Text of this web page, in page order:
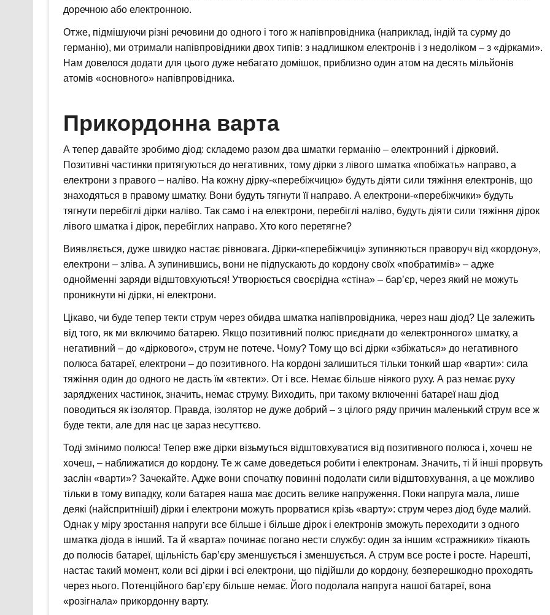
доречною або електронною.
Отже, підмішуючи різні речовини до одного і того ж напівпровідника (наприклад, індій та сурму до
германію), ми отримали напівпровідники двох типів: з надлишком електронів і з недоліком – з «дірками».
Нам довелося додати для цього дуже небагато домішок, приблизно один атом на десять мільйонів
атомів «основного» напівпровідника.
Прикордонна варта
А тепер давайте зробимо діод: складемо разом два шматки германію – електронний і дірковий.
Позитивні частинки притягуються до негативних, тому дірки з лівого шматка «побіжать» направо, а
електрони з правого – наліво. На кожну дірку-«перебіжчицю» будуть діяти сили тяжіння електронів, що
знаходяться в правому шматку. Вони будуть тягнути її направо. А електрони-«перебіжчики» будуть
тягнути перебіглі дірки наліво. Так само і на електрони, перебіглі наліво, будуть діяти сили тяжіння дірок
лівого шматка і дірок, перебіглих направо. Хто кого перетягне?
Виявляється, дуже швидко настає рівновага. Дірки-«перебіжчиці» зупиняються праворуч від «кордону»,
електрони – зліва. А зупинившись, вони не підпускають до кордону своїх «побратимів» – адже
однойменні заряди відштовхуються! Утворюється своєрідна «стіна» – бар’єр, через який не можуть
проникнути ні дірки, ні електрони.
Цікаво, чи буде тепер текти струм через обидва шматка напівпровідника, через наш діод? Це залежить
від того, як ми включимо батарею. Якщо позитивний полюс приєднати до «електронного» шматку, а
негативний – до «діркового», струм не потече. Чому? Тому що всі дірки «збіжаться» до негативного
полюса батареї, електрони – до позитивного. На кордоні залишиться тільки тонкий шар «варти»: сила
тяжіння один до одного не дасть їм «втекти». От і все. Немає більше ніякого руху. А раз немає руху
заряджених частинок, значить, немає струму. Виходить, при такому включенні батареї наш діод
поводиться як ізолятор. Правда, ізолятор не дуже добрий – з цілого ряду причин маленький струм все ж
буде текти, але для нас це зараз несуттєво.
Тоді змінимо полюса! Тепер вже дірки візьмуться відштовхуватися від позитивного полюса і, хочеш не
хочеш, – наближатися до кордону. Те ж саме доведеться робити і електронам. Значить, ті й інші прорвуть
заслін «варти»? Зачекайте. Адже вони спочатку повинні подолати сили відштовхування, а це можливо
тільки в тому випадку, коли батарея наша має досить велике напруження. Поки напруга мала, лише
деякі (найспритніші!) дірки і електрони можуть прорватися крізь «варту»: струм через діод буде малий.
Однак у міру зростання напруги все більше і більше дірок і електронів зможуть переходити з одного
шматка діода в інший. Та й «варта» починає погано нести службу: один за іншим «стражники» тікають
до полюсів батареї, щільність бар’єру зменшується і зменшується. А струм все росте і росте. Нарешті,
настає такий момент, коли всі дірки і всі електрони, що підійшли до кордону, безперешкодно проходять
через нього. Потенційного бар’єру більше немає. Його подолала напруга нашої батареї, вона
«розігнала» прикордонну варту.